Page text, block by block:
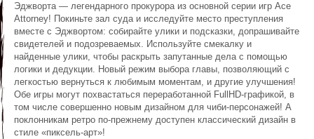
Эджворта — легендарного прокурора из основной серии игр Ace
Attorney! Покиньте зал суда и исследуйте место преступления
вместе с Эджвортом: собирайте улики и подсказки, допрашивайте
свидетелей и подозреваемых. Используйте смекалку и
найденные улики, чтобы раскрыть запутанные дела с помощью
логики и дедукции. Новый режим выбора главы, позволяющий с
легкостью вернуться к любимым моментам, и другие улучшения!
Обе игры могут похвастаться переработанной FullHD-графикой, в
том числе совершенно новым дизайном для чиби-персонажей! А
поклонникам ретро по-прежнему доступен классический дизайн в
стиле «пиксель-арт»!